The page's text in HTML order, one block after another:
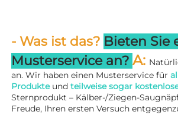
- Was ist das? Bieten Sie
Musterservice an? A:
an. Wir haben einen Musterservice für
Produkte und teilweise sogar
Sternprodukt – Kälber-/Ziegen-
Freude, Ihren ersten Versuch